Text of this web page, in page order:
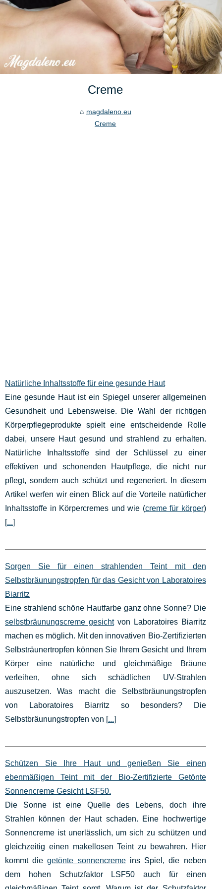
Creme
magdaleno.eu
Creme
Natürliche Inhaltsstoffe für eine gesunde Haut
Eine gesunde Haut ist ein Spiegel unserer allgemeinen
Gesundheit und Lebensweise. Die Wahl der richtigen
Körperpflegeprodukte spielt eine entscheidende Rolle
dabei, unsere Haut gesund und strahlend zu erhalten.
Natürliche Inhaltsstoffe sind der Schlüssel zu einer
effektiven und schonenden Hautpflege, die nicht nur
pflegt, sondern auch schützt und regeneriert. In diesem
Artikel werfen wir einen Blick auf die Vorteile natürlicher
Inhaltsstoffe in Körpercremes und wie (creme für körper)
[...]
Sorgen Sie für einen strahlenden Teint mit den
Selbstbräunungstropfen für das Gesicht von Laboratoires
Biarritz
Eine strahlend schöne Hautfarbe ganz ohne Sonne? Die
selbstbräunungscreme gesichtvon Laboratoires Biarritz
machen es möglich. Mit den innovativen Bio-Zertifizierten
Selbsträunertropfen können Sie Ihrem Gesicht und Ihrem
Körper eine natürliche und gleichmäßige Bräune
verleihen, ohne sich schädlichen UV-Strahlen
auszusetzen. Was macht die Selbstbräunungstropfen
von Laboratoires Biarritz so besonders? Die
Selbstbräunungstropfen von [...]
Schützen Sie Ihre Haut und genießen Sie einen
ebenmäßigen Teint mit der Bio-Zertifizierte Getönte
Sonnencreme Gesicht LSF50.
Die Sonne ist eine Quelle des Lebens, doch ihre
Strahlen können der Haut schaden. Eine hochwertige
Sonnencreme ist unerlässlich, um sich zu schützen und
gleichzeitig einen makellosen Teint zu bewahren. Hier
kommt diegetönte sonnencremeins Spiel, die neben
dem hohen Schutzfaktor LSF50 auch für einen